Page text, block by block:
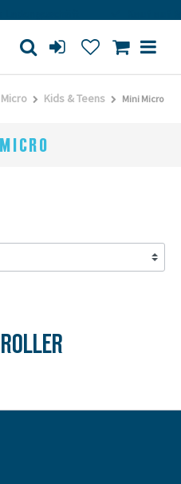
Micro Kids & Teens Mini Micro